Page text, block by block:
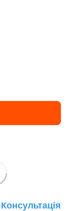
Консультація